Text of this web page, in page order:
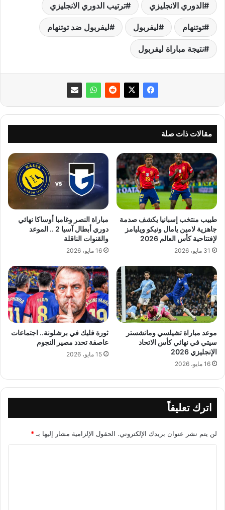
الدوري الانجليزي ترتيب الدوري الانجليزي
توتنهام ليفربول ليفربول ضد توتنهام
نتيجة مباراة ليفربول
مقالات ذات صلة
طبيب منتخب إسبانيا يكشف صدمة
جاهزية لامين يامال ونيكو ويليامز
لإفتتاحية كأس العالم 2026
31 مايو، 2026
مباراة النصر وغامبا أوساكا نهائي
دوري أبطال آسيا 2 .. الموعد
والقنوات الناقلة
16 مايو، 2026
موعد مباراة تشيلسي ومانشستر
سيتي في نهائي كأس الاتحاد
الإنجليزي 2026
16 مايو، 2026
ثورة فليك في برشلونة.. اجتماعات
عاصفة تحدد مصير النجوم
15 مايو، 2026
اترك تعليقاً
لن يتم نشر عنوان بريدك الإلكتروني. الحقول الإلزامية مشار إليها بـ *